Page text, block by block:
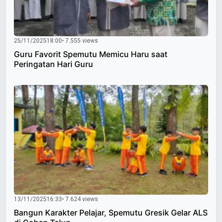
25/11/202518:00• 7.555 views
Guru Favorit Spemutu Memicu Haru saat
Peringatan Hari Guru
13/11/202516:33• 7.624 views
Bangun Karakter Pelajar, Spemutu Gresik Gelar ALS